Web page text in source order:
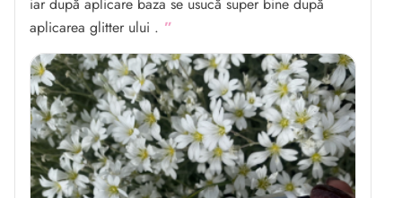
aplicarea glitter ului .